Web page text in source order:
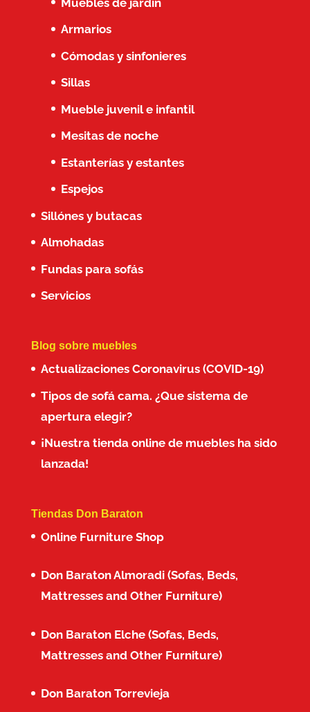
Armarios
Cómodas y sinfonieres
Sillas
Mueble juvenil e infantil
Mesitas de noche
Estanterías y estantes
Espejos
Sillónes y butacas
Almohadas
Fundas para sofás
Servicios
Blog sobre muebles
Actualizaciones Coronavirus (COVID-19)
Tipos de sofá cama. ¿Que sistema de
apertura elegir?
¡Nuestra tienda online de muebles ha sido
lanzada!
Tiendas Don Baraton
Online Furniture Shop
Don Baraton Almoradi (Sofas, Beds,
Mattresses and Other Furniture)
Don Baraton Elche (Sofas, Beds,
Mattresses and Other Furniture)
Don Baraton Torrevieja